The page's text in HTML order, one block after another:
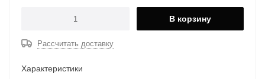
В корзину
Рассчитать доставку
Характеристики